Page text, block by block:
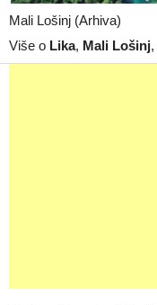
Mali Lošinj (Arhiva)
Više o Lika, Mali Lošinj,